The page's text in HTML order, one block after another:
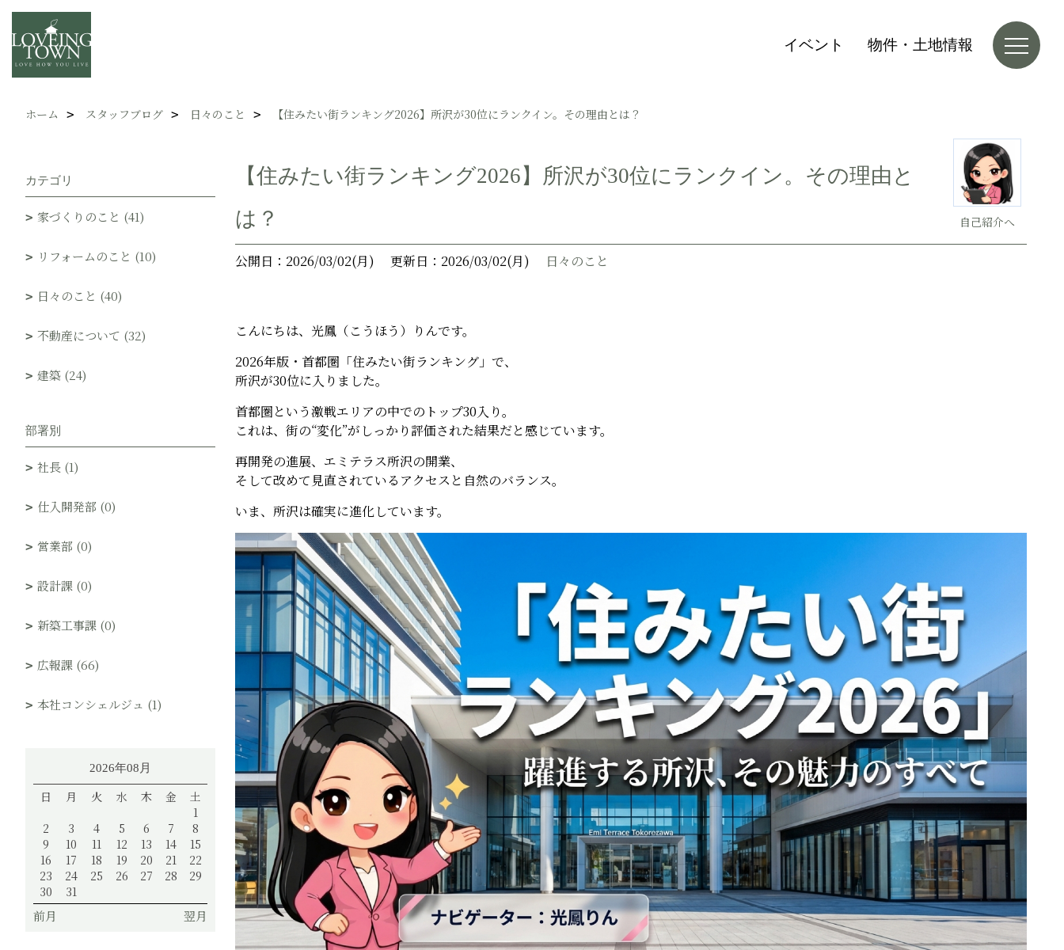
イベント 物件・土地情報
ホーム スタッフブログ 日々のこと 【住みたい街ランキング2026】所沢が30位にランクイン。その理由とは？
自己紹介へ
【住みたい街ランキング2026】所沢が30位にランクイン。その理由と
は？
公開日：2026/03/02(月) 更新日：2026/03/02(月) 日々のこと
こんにちは、光鳳（こうほう）りんです。
2026年版・首都圏「住みたい街ランキング」で、
所沢が30位に入りました。
首都圏という激戦エリアの中でのトップ30入り。
これは、街の“変化”がしっかり評価された結果だと感じています。
再開発の進展、エミテラス所沢の開業、
そして改めて見直されているアクセスと自然のバランス。
いま、所沢は確実に進化しています。
カテゴリ
家づくりのこと (41)
リフォームのこと (10)
日々のこと (40)
不動産について (32)
建築 (24)
部署別
社長 (1)
仕入開発部 (0)
営業部 (0)
設計課 (0)
新築工事課 (0)
広報課 (66)
本社コンシェルジュ (1)
2026年08月
日 月 火 水 木 金
土
1
2
3 4 5 6 7
8
9
10 11 12 13 14
15
16
17 18 19 20 21
22
23
24 25 26 27 28
29
30
31
前月 翌月